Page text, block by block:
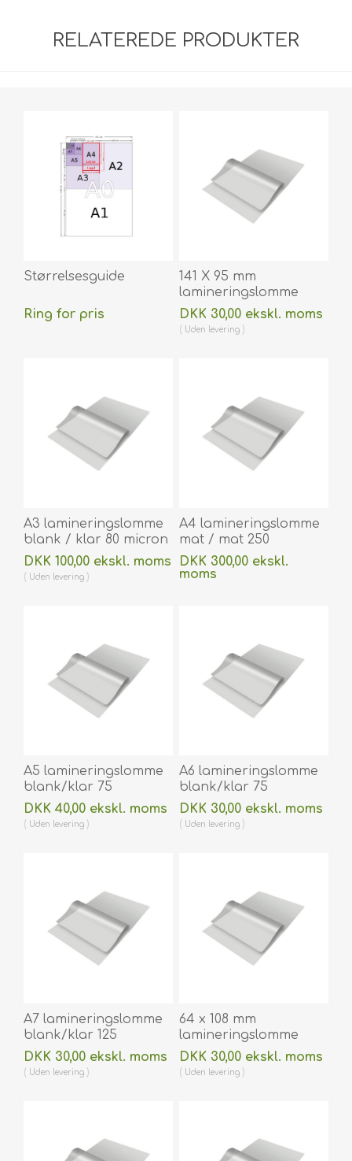
RELATEREDE PRODUKTER
Størrelsesguide
Ring for pris
141 X 95 mm
lamineringslomme
blank / klar 125
micron / my til
varmlaminering 100
DKK 30,00 ekskl. moms
Uden levering
A3 lamineringslomme
blank / klar 80 micron
/ my 303 x 426 mm til
varmlaminering 100
DKK 100,00 ekskl. moms
Uden levering
A4 lamineringslomme
mat / mat 250
micron/my 216 x 303
mm til varmlaminering
DKK 300,00 ekskl.
moms
A5 lamineringslomme
blank/klar 75
micron/my 154 x 216
mm til varmlaminering
DKK 40,00 ekskl. moms
Uden levering
A6 lamineringslomme
blank/klar 75
micron/my
lamineringslomme 111 x
DKK 30,00 ekskl. moms
Uden levering
A7 lamineringslomme
blank/klar 125
micron/my 75 x 105
mm til varmlaminering
100 stk. 60270028
DKK 30,00 ekskl. moms
Uden levering
64 x 108 mm
lamineringslomme
blank/klar 175
micron/my til
varmlaminering 100
DKK 30,00 ekskl. moms
Uden levering